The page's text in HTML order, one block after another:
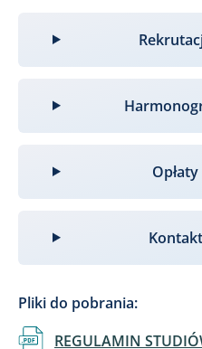
Opłaty
Kontakt
Pliki do pobrania:
DokumentREGULAMIN